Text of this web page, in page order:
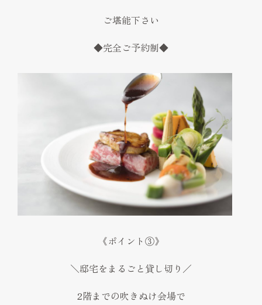
ご堪能下さい
◆完全ご予約制◆
《ポイント③》
＼邸宅をまるごと貸し切り／
2階までの吹きぬけ会場で